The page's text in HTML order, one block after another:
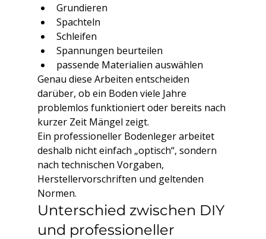
Grundieren
Spachteln
Schleifen
Spannungen beurteilen
passende Materialien auswählen
Genau diese Arbeiten entscheiden
darüber, ob ein Boden viele Jahre
problemlos funktioniert oder bereits nach
kurzer Zeit Mängel zeigt.
Ein professioneller Bodenleger arbeitet
deshalb nicht einfach „optisch“, sondern
nach technischen Vorgaben,
Herstellervorschriften und geltenden
Normen.
Unterschied zwischen DIY
und professioneller